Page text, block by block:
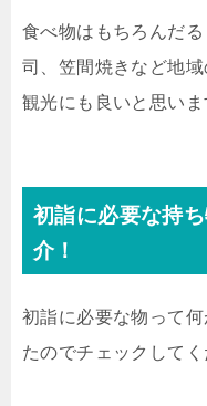
食べ物はもちろんだ
司、笠間焼きなど地
観光にも良いと思いま
初詣に必要な持
介！
初詣に必要な物って
たのでチェックしてく